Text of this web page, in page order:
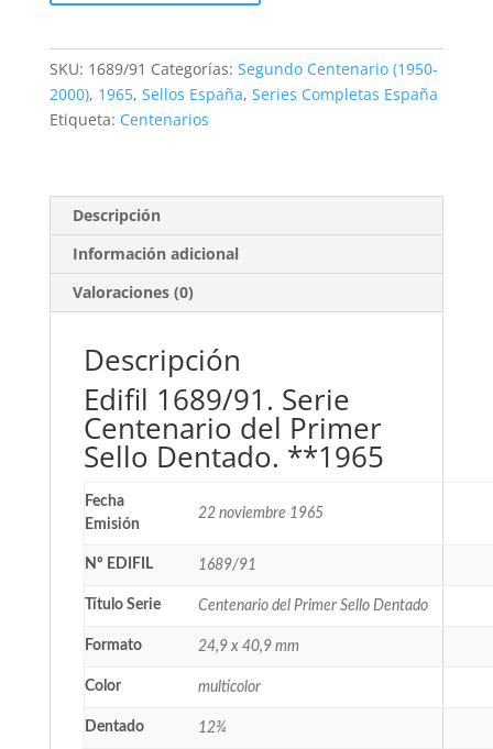
del
Primer
Sello
SKU: 1689/91 Categorías: Segundo Centenario (1950-
2000), 1965, Sellos España, Series Completas España
Etiqueta: Centenarios
Descripción
Información adicional
Valoraciones (0)
Descripción
Edifil 1689/91. Serie
Centenario del Primer
Sello Dentado. **1965
Fecha
Emisión
22 noviembre 1965
Nº EDIFIL 1689/91
Título Serie Centenario del Primer Sello Dentado
Formato 24,9 x 40,9 mm
Color multicolor
Dentado 12¾